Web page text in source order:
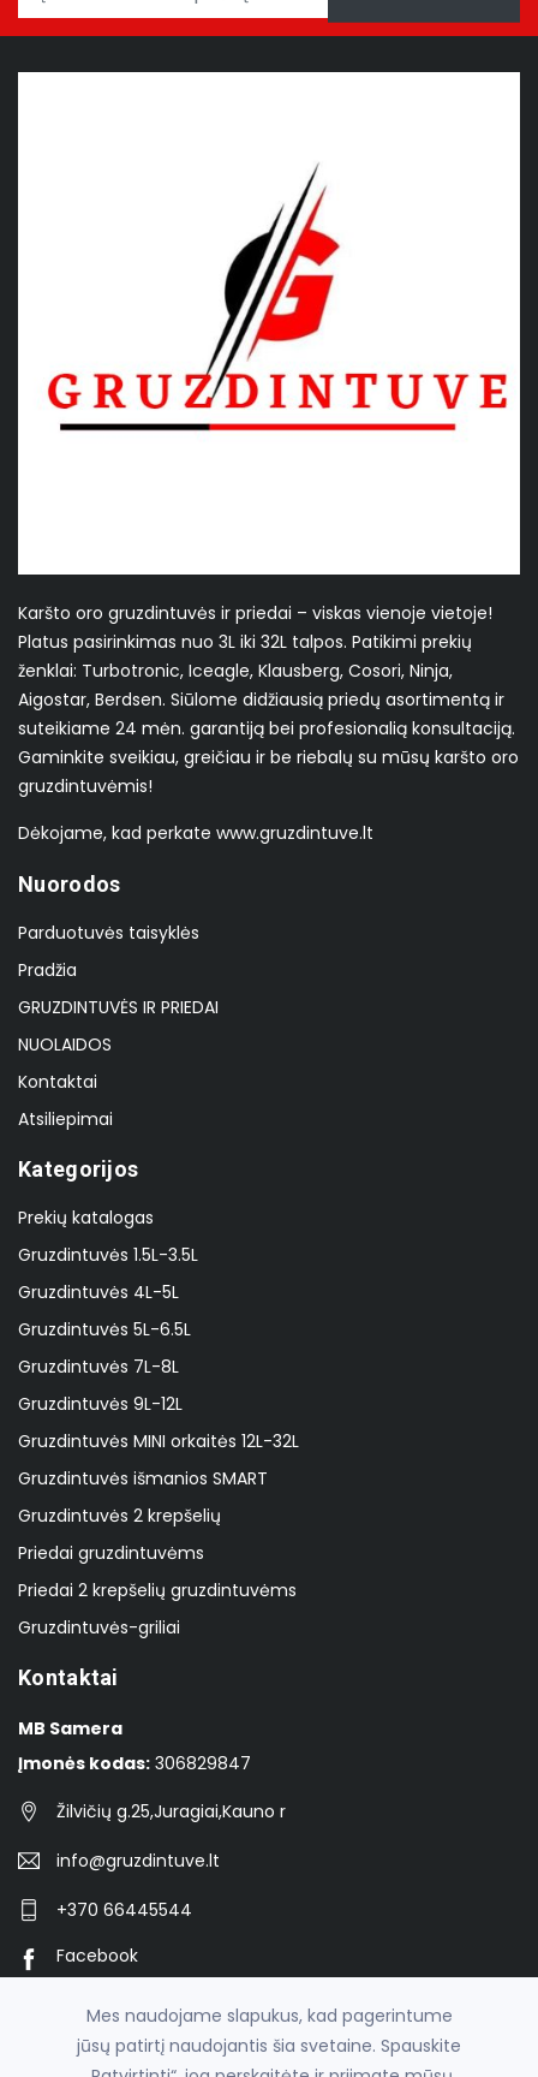
Karšto oro gruzdintuvės ir priedai – viskas vienoje vietoje!
Platus pasirinkimas nuo 3L iki 32L talpos. Patikimi prekių
ženklai: Turbotronic, Iceagle, Klausberg, Cosori, Ninja,
Aigostar, Berdsen. Siūlome didžiausią priedų asortimentą ir
suteikiame 24 mėn. garantiją bei profesionalią konsultaciją.
Gaminkite sveikiau, greičiau ir be riebalų su mūsų karšto oro
gruzdintuvėmis!
Dėkojame, kad perkate www.gruzdintuve.lt
Nuorodos
Parduotuvės taisyklės
Pradžia
GRUZDINTUVĖS IR PRIEDAI
NUOLAIDOS
Kontaktai
Atsiliepimai
Kategorijos
Prekių katalogas
Gruzdintuvės 1.5L-3.5L
Gruzdintuvės 4L-5L
Gruzdintuvės 5L-6.5L
Gruzdintuvės 7L-8L
Gruzdintuvės 9L-12L
Gruzdintuvės MINI orkaitės 12L-32L
Gruzdintuvės išmanios SMART
Gruzdintuvės 2 krepšelių
Priedai gruzdintuvėms
Priedai 2 krepšelių gruzdintuvėms
Gruzdintuvės-griliai
Kontaktai
MB Samera
Įmonės kodas: 306829847
Žilvičių g.25,Juragiai,Kauno r
info@gruzdintuve.lt
+370 66445544
Facebook
Mes naudojame slapukus, kad pagerintume
jūsų patirtį naudojantis šia svetaine. Spauskite